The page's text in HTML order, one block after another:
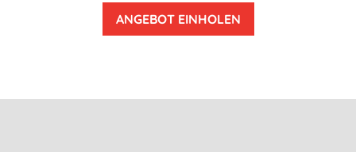
ANGEBOT EINHOLEN